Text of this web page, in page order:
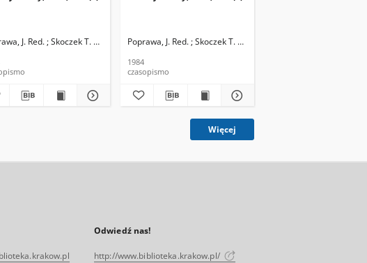
J. Red. ; Skoczek T. Red. Poprawa, J. Red. ; Skoczek T. Red.
1984
czasopismo
Więcej
Odwiedź nas!
http://www.biblioteka.krakow.pl/